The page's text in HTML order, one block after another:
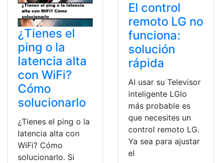
¿Tienes el
ping o la
latencia alta
con WiFi?
Cómo
solucionarlo
¿Tienes el ping o la
latencia alta con
WiFi? Cómo
solucionarlo. Si
El control
remoto LG no
funciona:
solución
rápida
Al usar su Televisor
inteligente LGlo
más probable es
que necesites un
control remoto LG.
Ya sea para ajustar
el